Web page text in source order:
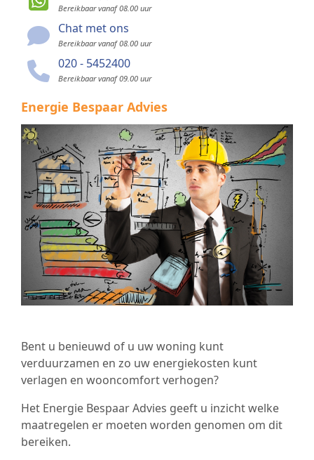
Bereikbaar vanaf 08.00 uur
Chat met ons
Bereikbaar vanaf 08.00 uur
020 - 5452400
Bereikbaar vanaf 09.00 uur
Energie Bespaar Advies
Bent u benieuwd of u uw woning kunt
verduurzamen en zo uw energiekosten kunt
verlagen en wooncomfort verhogen?
Het Energie Bespaar Advies geeft u inzicht welke
maatregelen er moeten worden genomen om dit
bereiken.